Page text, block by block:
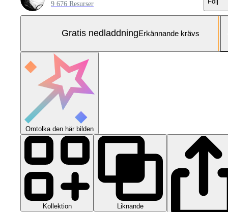
9 676 Resurser
Gratis nedladdningErkännande krävs
Omtolka den här bilden
Kollektion Liknande